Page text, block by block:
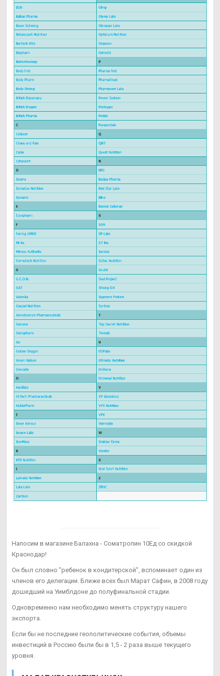
Напосим в магазине Балахна - Cоматропин 10Ед со скидкой
Краснодар!
Он был словно "ребенок в кондитерской", вспоминает один из
членов его делегации. Ближе всех был Марат Сафин, в 2008 году
дошедший на Уимблдоне до полуфинальной стадии.
Одновременно нам необходимо менять структуру нашего
экспорта.
Если бы не последние геополитические события, объемы
инвестиций в Россию были бы в 1,5 - 2 раза выше текущего
уровня.